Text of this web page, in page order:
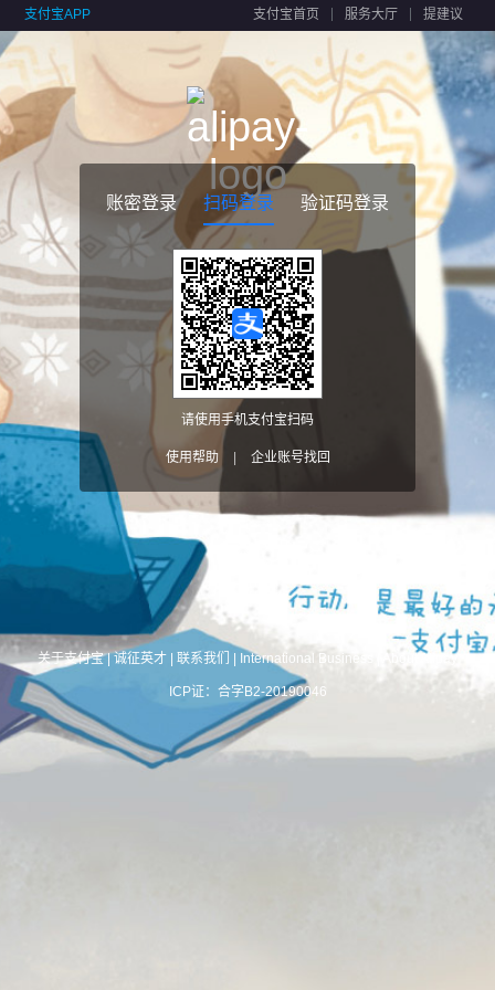
支付宝APP 支付宝首页 服务大厅 提建议
账密登录 扫码登录 验证码登录
请使用手机支付宝扫码
使用帮助 企业账号找回
关于支付宝|诚征英才 联系我们 International Business About Alipay
ICP证：合字B2-20190046